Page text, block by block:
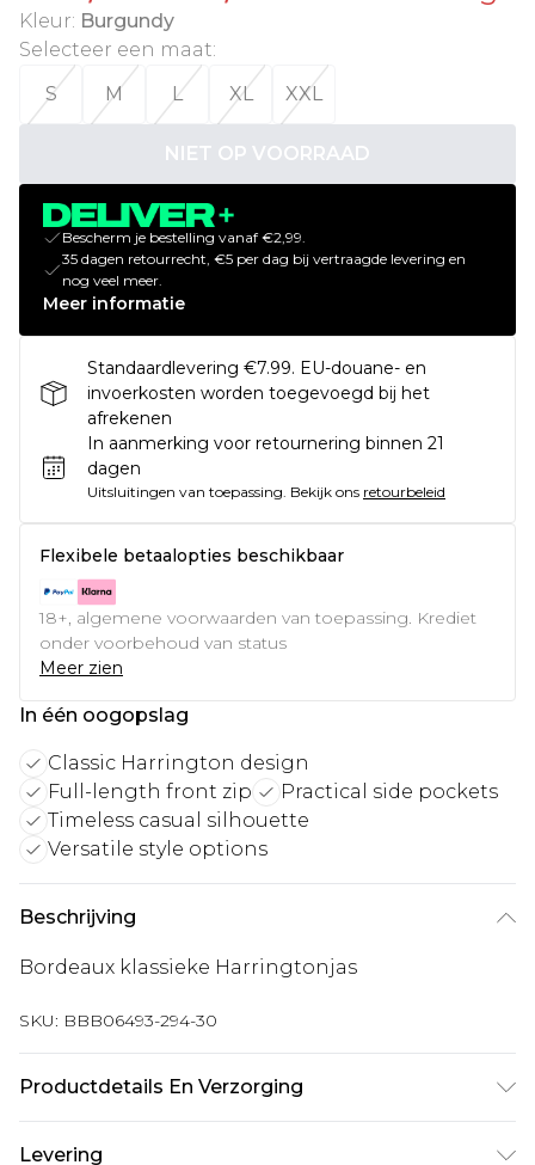
Kleur: Burgundy
Selecteer een maat:
S
M L XL XXL
NIET OP VOORRAAD
Bescherm je bestelling vanaf €2,99.
35 dagen retourrecht, €5 per dag bij vertraagde levering en
nog veel meer.
Meer informatie
Standaardlevering €7.99. EU-douane- en
invoerkosten worden toegevoegd bij het
afrekenen
In aanmerking voor retournering binnen 21
dagen
Uitsluitingen van toepassing. Bekijk ons retourbeleid
Flexibele betaalopties beschikbaar
18+, algemene voorwaarden van toepassing. Krediet
onder voorbehoud van status
Meer zien
In één oogopslag
Classic Harrington design
Full-length front zip
Practical side pockets
Timeless casual silhouette
Versatile style options
Beschrijving
Bordeaux klassieke Harringtonjas
SKU: BBB06493-294-30
Productdetails En Verzorging
Levering